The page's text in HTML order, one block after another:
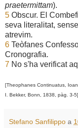
praetermittam).
5 Obscur. El
seva literalitat,
atrevim.
6 Teòfanes
Cronografia.
7 No s'ha verificat
[Theophanes Continuatus,
I. Bekker, Bonn, 1838, pàg. 3-5]
Stefano Sanfilippo a